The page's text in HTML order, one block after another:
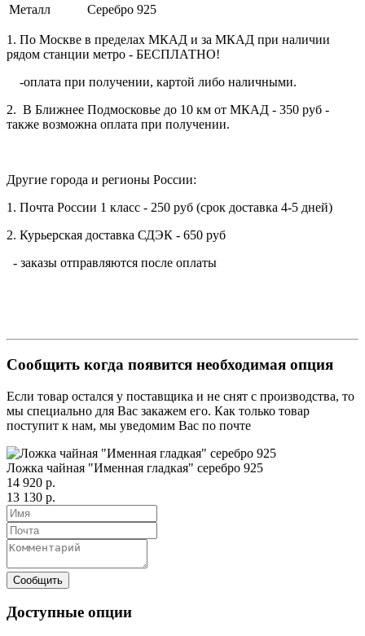
Металл
Серебро 925
1. По Москве в пределах МКАД и за МКАД при наличии
рядом станции метро - БЕСПЛАТНО!
-оплата при получении, картой либо наличными.
2. В Ближнее Подмосковье до 10 км от МКАД - 350 руб -
также возможна оплата при получении.
Другие города и регионы России:
1. Почта России 1 класс - 250 руб (срок доставка 4-5 дней)
2. Курьерская доставка СДЭК - 650 руб
- заказы отправляются после оплаты
Сообщить когда появится необходимая опция
Если товар остался у поставщика и не снят с производства, то
мы специально для Вас закажем его. Как только товар
поступит к нам, мы уведомим Вас по почте
Ложка чайная "Именная гладкая" серебро 925
14 920 р.
13 130 р.
Доступные опции